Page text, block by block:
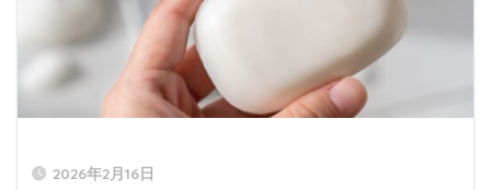
2026年2月16日